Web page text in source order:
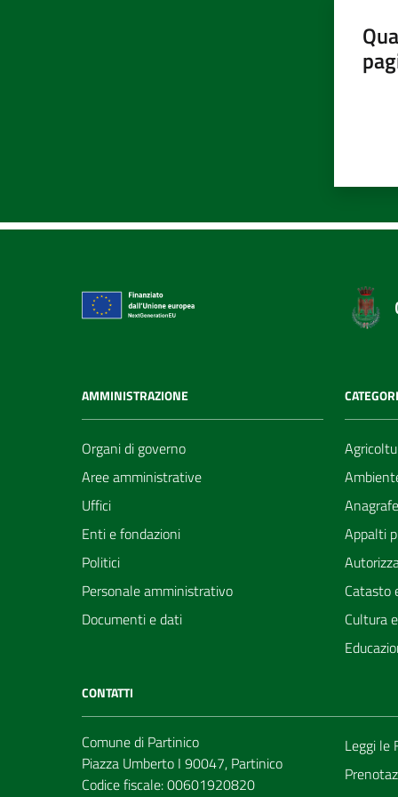
AMMINISTRAZIONE
Organi di governo
Aree amministrative
Uffici
Enti e fondazioni
Politici
Personale amministrativo
Documenti e dati
Appalti
Catasto
Cultura
CONTATTI
Comune di Partinico
Piazza Umberto I 90047, Partinico
Codice fiscale: 00601920820
Leggi le